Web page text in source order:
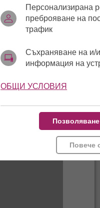
Персонализирана
преброяване на
трафик
Съхраняване на и/
информация на
ОБЩИ УСЛОВИЯ
Повече